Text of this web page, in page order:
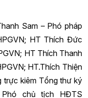
Sam – Phó pháp
HT Thích Đức
HT Thích Thanh
HT.Thích Thiện
trực kiêm Tổng thư ký
chủ tịch HĐTS